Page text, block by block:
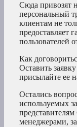
Сюда привозят
персональный
клиентам не
предоставляет
пользователей
Как
Оставить
присылайте ее
Остались
используемых
менеджерами,